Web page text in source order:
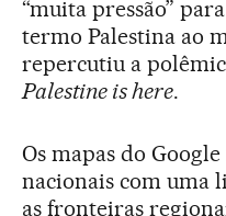
“muita pressão”
termo Palestina ao
repercutiu a
Palestine is here.
Os mapas do
nacionais com uma
as fronteiras